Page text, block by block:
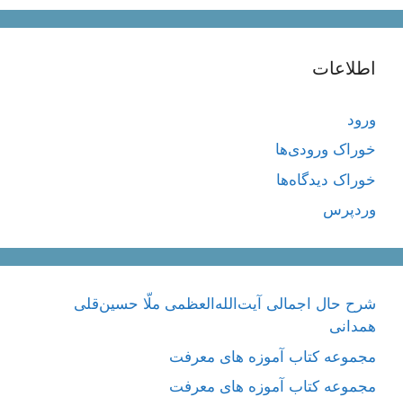
اطلاعات
ورود
خوراک ورودی‌ها
خوراک دیدگاه‌ها
وردپرس
شرح حال اجمالی آیت‌الله‌العظمی ملّا حسین‌قلی
همدانی
مجموعه کتاب آموزه های معرفت
مجموعه کتاب آموزه های معرفت